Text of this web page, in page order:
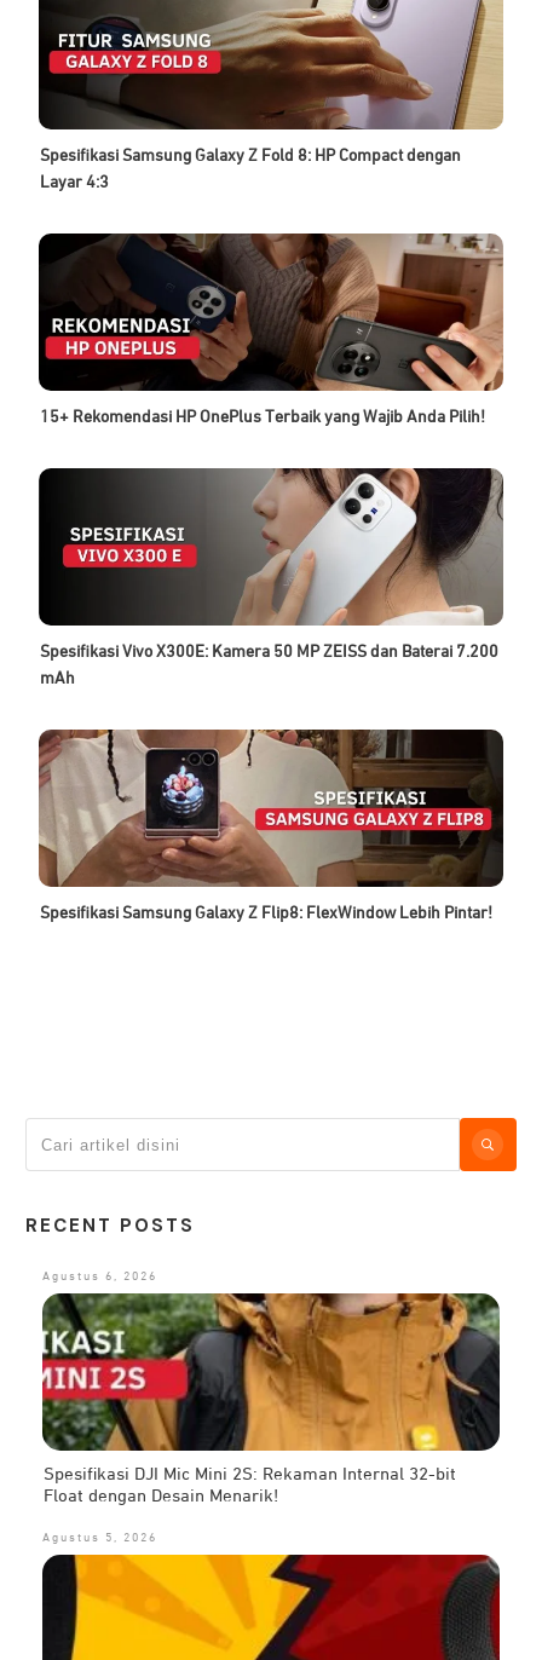
Spesifikasi Samsung Galaxy Z Fold 8: HP Compact dengan
Layar 4:3
15+ Rekomendasi HP OnePlus Terbaik yang Wajib Anda Pilih!
Spesifikasi Vivo X300E: Kamera 50 MP ZEISS dan Baterai 7.200
mAh
Spesifikasi Samsung Galaxy Z Flip8: FlexWindow Lebih Pintar!
RECENT POSTS
Agustus 6, 2026
Spesifikasi DJI Mic Mini 2S: Rekaman Internal 32-bit
Float dengan Desain Menarik!
Agustus 5, 2026